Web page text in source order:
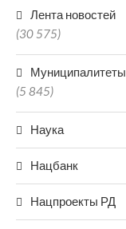
Лента новостей
(30 575)
Муниципалитеты
(5 845)
Наука
Нацбанк
Нацпроекты РД